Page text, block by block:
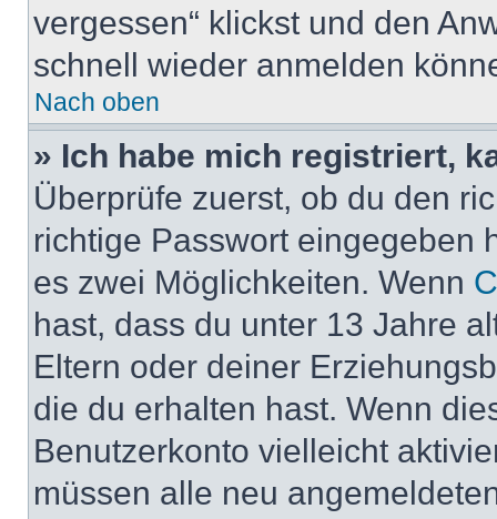
vergessen“ klickst und den
schnell wieder anmelden
Nach oben
» Ich habe mich registriert,
Überprüfe zuerst, ob du den
richtige Passwort eingegeben
es zwei Möglichkeiten. Wenn
hast, dass du unter 13 Jahre
Eltern oder deiner
die du erhalten hast. Wenn
Benutzerkonto vielleicht
müssen alle neu